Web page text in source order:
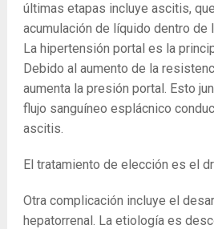
últimas etapas incluye ascitis,
acumulación de líquido dentro de
La hipertensión portal es la
Debido al aumento de la
aumenta la presión portal. Esto
flujo sanguíneo esplácnico
ascitis.
El tratamiento de elección es el
Otra complicación incluye el
hepatorrenal. La etiología es